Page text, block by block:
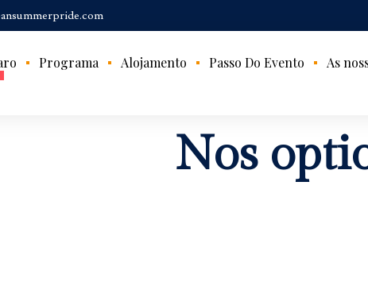
Programa Alojamento Passo Do Evento As
Nos